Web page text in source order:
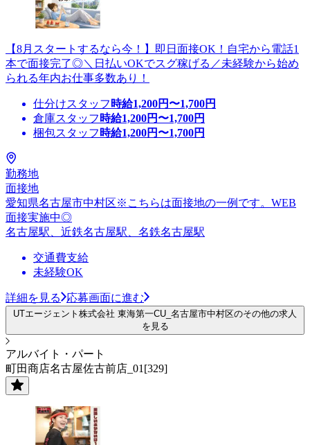
【8月スタートするなら今！】即日面接OK！自宅から電話1
本で面接完了◎＼日払いOKでスグ稼げる／未経験から始め
られる年内お仕事多数あり！
仕分けスタッフ 時給1,200円〜1,700円
倉庫スタッフ 時給1,200円〜1,700円
梱包スタッフ 時給1,200円〜1,700円
勤務地
面接地
愛知県名古屋市中村区※こちらは面接地の一例です。WEB
面接実施中◎
名古屋駅、近鉄名古屋駅、名鉄名古屋駅
交通費支給
未経験OK
詳細を見る 応募画面に進む
UTエージェント株式会社 東海第一CU_名古屋市中村区のその他の求人
を見る
アルバイト・パート
町田商店名古屋佐古前店_01[329]